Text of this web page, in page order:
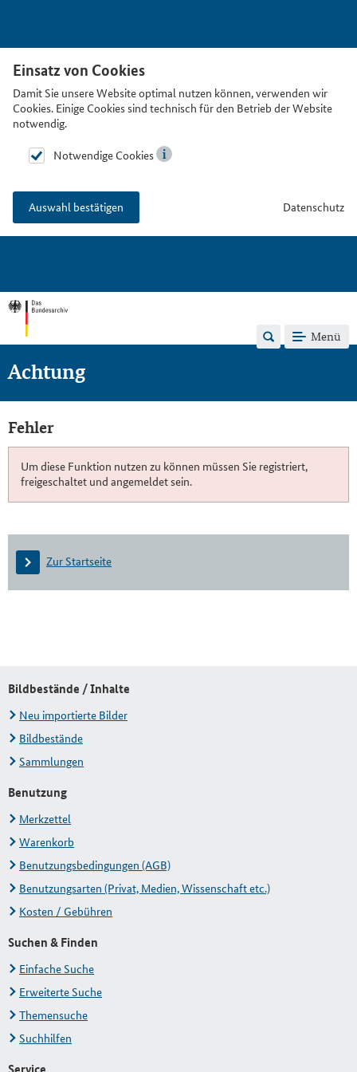
Einsatz von Cookies
Damit Sie unsere Website optimal nutzen können, verwenden wir
Cookies. Einige Cookies sind technisch für den Betrieb der Website
notwendig.
Notwendige Cookies
Auswahl bestätigen Datenschutz
Menü
Achtung
Fehler
Um diese Funktion nutzen zu können müssen Sie registriert,
freigeschaltet und angemeldet sein.
Zur Startseite
Bildbestände / Inhalte
Neu importierte Bilder
Bildbestände
Sammlungen
Benutzung
Merkzettel
Warenkorb
Benutzungsbedingungen (AGB)
Benutzungsarten (Privat, Medien, Wissenschaft etc.)
Kosten / Gebühren
Suchen & Finden
Einfache Suche
Erweiterte Suche
Themensuche
Suchhilfen